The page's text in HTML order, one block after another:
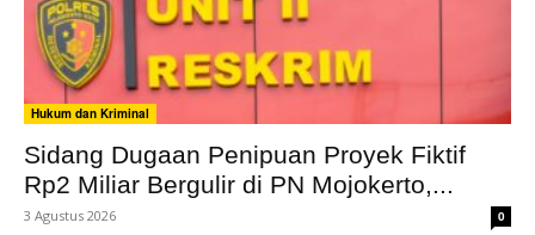
Hukum dan Kriminal
Sidang Dugaan Penipuan Proyek Fiktif
Rp2 Miliar Bergulir di PN Mojokerto,...
3 Agustus 2026 0